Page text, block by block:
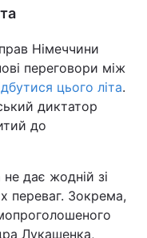
Німеччини
переговори між
цього літа.
диктатор
до
дає жодній зі
переваг. Зокрема,
Лукашенка,